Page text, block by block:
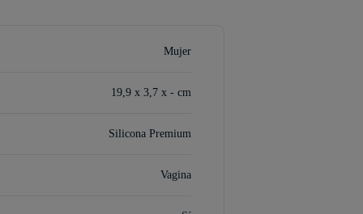
Mujer
19,9 x 3,7 x - cm
Silicona Premium
Vagina